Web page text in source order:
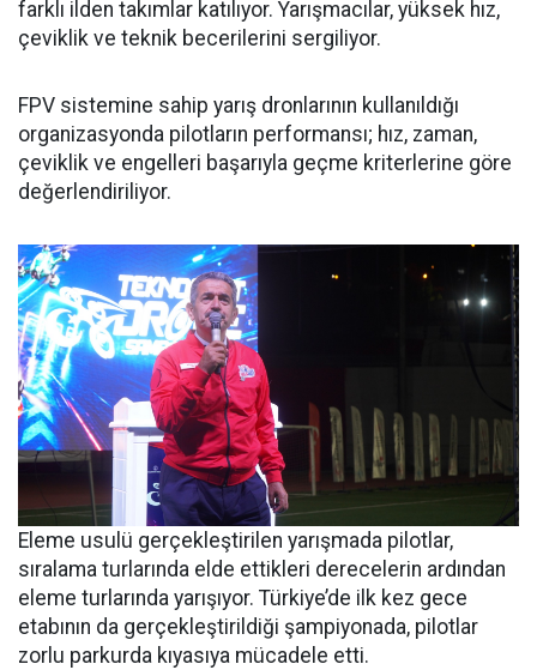
farklı ilden takımlar katılıyor. Yarışmacılar, yüksek hız,
çeviklik ve teknik becerilerini sergiliyor.
FPV sistemine sahip yarış dronlarının kullanıldığı
organizasyonda pilotların performansı; hız, zaman,
çeviklik ve engelleri başarıyla geçme kriterlerine göre
değerlendiriliyor.
Eleme usulü gerçekleştirilen yarışmada pilotlar,
sıralama turlarında elde ettikleri derecelerin ardından
eleme turlarında yarışıyor. Türkiye’de ilk kez gece
etabının da gerçekleştirildiği şampiyonada, pilotlar
zorlu parkurda kıyasıya mücadele etti.